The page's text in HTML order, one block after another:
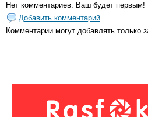
Нет комментариев. Ваш будет первым!
Добавить комментарий
Комментарии могут добавлять только